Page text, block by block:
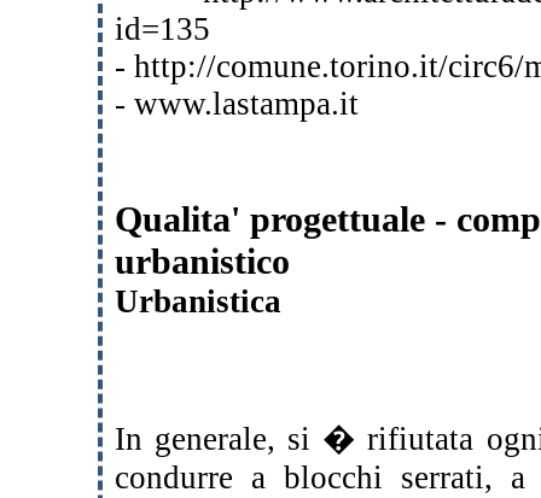
id=135
- http://comune.torino.it/circ6/
- www.lastampa.it
Qualita' progettuale -
urbanistico
Urbanistica
In generale, si � rifiutata
condurre a blocchi serrati,